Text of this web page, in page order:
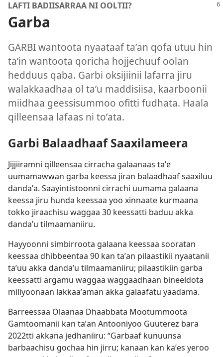
LAFTI BADIISARRAA NI OOLTII?
Garba
GARBI wantoota nyaataaf taʼan qofa utuu hin
taʼin wantoota qoricha hojjechuuf oolan
hedduus qaba. Garbi oksijiinii lafarra jiru
walakkaadhaa ol taʼu maddisiisa, kaarboonii
miidhaa geessisummoo ofitti fudhata. Haala
qilleensaa lafaas ni toʼata.
Garbi Balaadhaaf Saaxilameera
Jijjiiramni qilleensaa cirracha galaanaas taʼe
uumamawwan garba keessa jiran balaadhaaf saaxiluu
dandaʼa. Saayintistoonni cirrachi uumama galaana
keessa jiru hunda keessaa yoo xinnaate kurmaana
tokko jiraachisu waggaa 30 keessatti baduu akka
dandaʼu tilmaamaniiru.
Hayyoonni simbirroota galaana keessaa sooratan
keessaa dhibbeentaa 90 kan taʼan pilaastikii nyaatanii
taʼuu akka dandaʼu tilmaamaniiru; pilaastikiin garba
keessatti argamu waggaa waggaadhaan bineeldota
miliyoonaan lakkaaʼaman akka galaafatu yaadama.
Barreessaa Olaanaa Dhaabbata Mootummoota
Gamtoomanii kan taʼan Antooniyoo Guuterez bara
2022tti akkana jedhaniiru: “Garbaaf kunuunsa
barbaachisu gochaa hin jirru; kanaan kan kaʼes yeroo